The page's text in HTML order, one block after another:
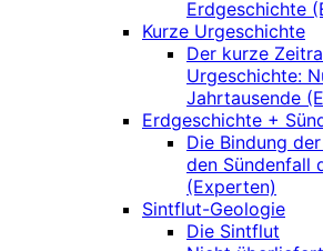
Erdgeschichte
Kurze Urgeschichte
Der kurze
Urgeschichte:
Jahrtausende
Erdgeschichte +
Die Bindung
den Sündenfall
(Experten)
Sintflut-Geologie
Die Sintflut